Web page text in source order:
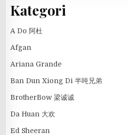
Kategori
A Do 阿杜
Afgan
Ariana Grande
Ban Dun Xiong Di 半吨兄弟
BrotherBow 梁诚诚
Da Huan 大欢
Ed Sheeran